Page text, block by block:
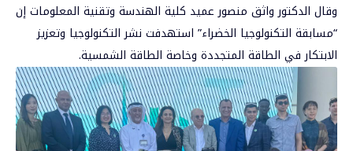
وقال الدكتور واثق منصور عميد كلية الهندسة وتقنية المعلومات إن
“مسابقة التكنولوجيا الخضراء” استهدفت نشر التكنولوجيا وتعزيز
الابتكار في الطاقة المتجددة وخاصة الطاقة الشمسية.